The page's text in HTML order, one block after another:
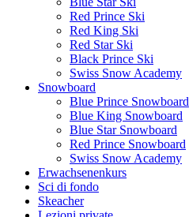
Red Prince Ski
Red King Ski
Red Star Ski
Black Prince Ski
Swiss Snow Academy
Snowboard
Blue Prince Snowboard
Blue King Snowboard
Blue Star Snowboard
Red Prince Snowboard
Swiss Snow Academy
Erwachsenenkurs
Sci di fondo
Skeacher